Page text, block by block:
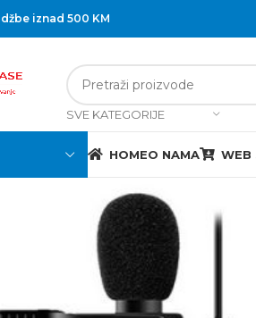
iznad 500 KM
SVE KATEGORIJE
HOMEO NAMA WEB